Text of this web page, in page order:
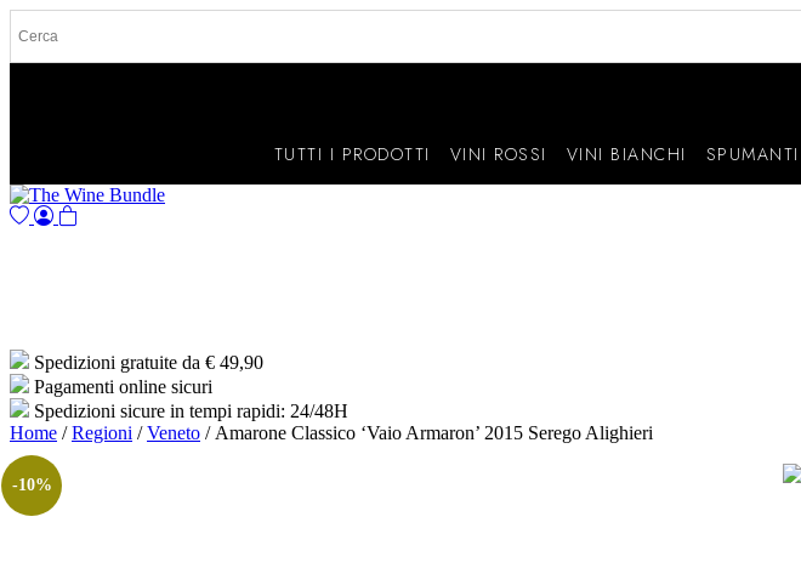
TUTTI I PRODOTTI VINI ROSSI VINI BIANCHI SPUMANTI
Spedizioni gratuite da € 49,90
Pagamenti online sicuri
Spedizioni sicure in tempi rapidi: 24/48H
Home /Regioni /Veneto / Amarone Classico ‘Vaio Armaron’ 2015 Serego Alighieri
-10%